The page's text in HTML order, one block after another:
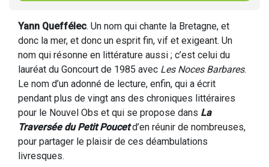
Yann Queffélec. Un nom qui chante la Bretagne, et
donc la mer, et donc un esprit fin, vif et exigeant. Un
nom qui résonne en littérature aussi ; c’est celui du
lauréat du Goncourt de 1985 avec Les Noces Barbares.
Le nom d’un adonné de lecture, enfin, qui a écrit
pendant plus de vingt ans des chroniques littéraires
pour le Nouvel Obs et qui se propose dans La
Traversée du Petit Poucetd’en réunir de nombreuses,
pour partager le plaisir de ces déambulations
livresques.